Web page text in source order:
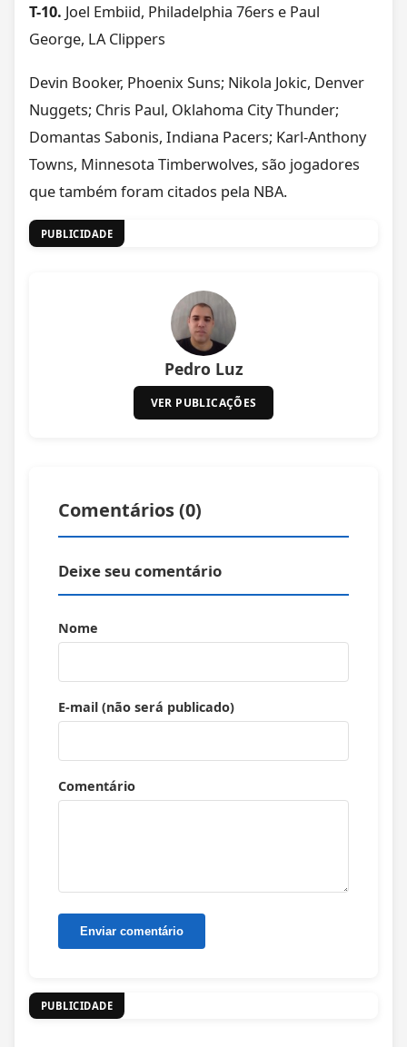
T-10. Joel Embiid, Philadelphia 76ers e Paul
George, LA Clippers
Devin Booker, Phoenix Suns; Nikola Jokic, Denver
Nuggets; Chris Paul, Oklahoma City Thunder;
Domantas Sabonis, Indiana Pacers; Karl-Anthony
Towns, Minnesota Timberwolves, são jogadores
que também foram citados pela NBA.
PUBLICIDADE
Pedro Luz
VER PUBLICAÇÕES
Comentários (0)
Deixe seu comentário
Nome
E-mail (não será publicado)
Comentário
PUBLICIDADE